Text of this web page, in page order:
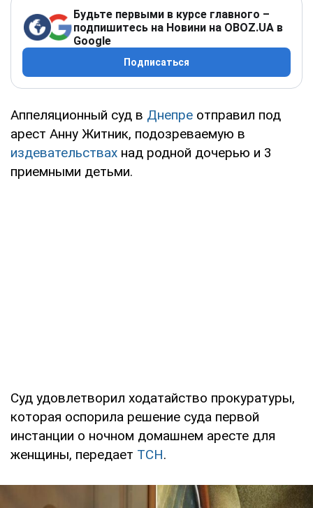
Будьте первыми в курсе главного –
подпишитесь на Новини на OBOZ.UA в
Google
Подписаться
Аппеляционный суд в Днепре отправил под
арест Анну Житник, подозреваемую в
издевательствах над родной дочерью и 3
приемными детьми.
Суд удовлетворил ходатайство прокуратуры,
которая оспорила решение суда первой
инстанции о ночном домашнем аресте для
женщины, передает ТСН.